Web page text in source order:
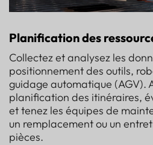
Planification des
Collectez et analysez les
positionnement des outils,
guidage automatique (AGV).
planification des itinéraires,
et tenez les équipes de
un remplacement ou un
pièces.